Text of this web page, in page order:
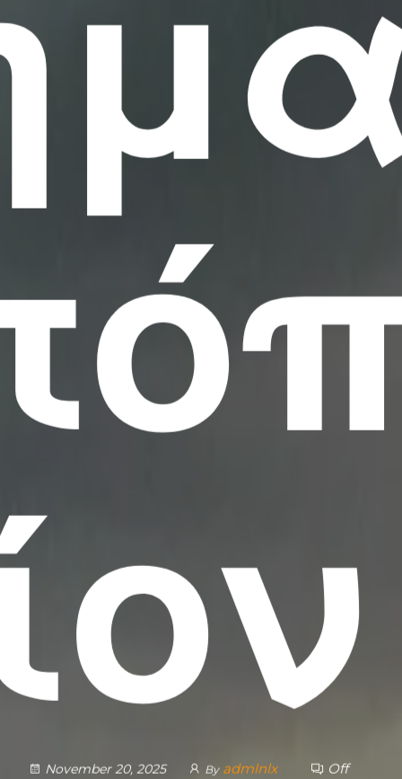
November 20, 2025 By admlnlx Off